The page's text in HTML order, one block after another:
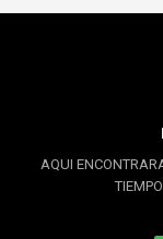
AQUI